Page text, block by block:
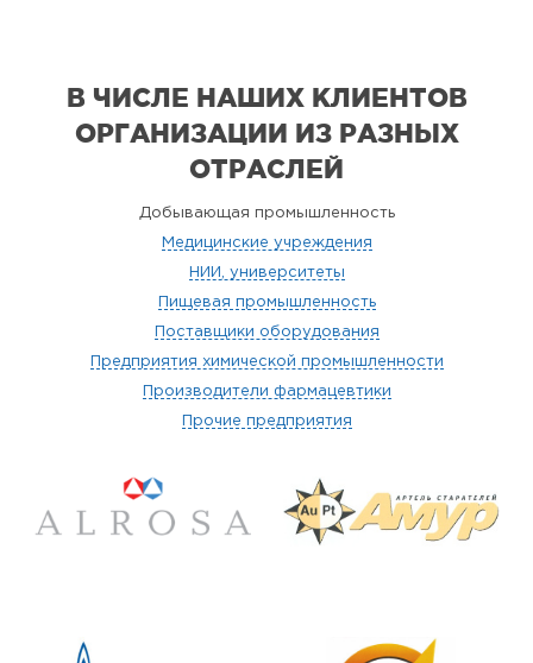
В ЧИСЛЕ НАШИХ КЛИЕНТОВ
ОРГАНИЗАЦИИ ИЗ РАЗНЫХ
ОТРАСЛЕЙ
Добывающая промышленность
Медицинские учреждения
НИИ, университеты
Пищевая промышленность
Поставщики оборудования
Предприятия химической промышленности
Производители фармацевтики
Прочие предприятия